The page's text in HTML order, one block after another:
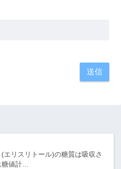
エリスリトール)の糖質は吸収さ
値計…